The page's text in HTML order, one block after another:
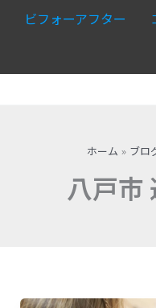
ビフォーアフター
ホーム ブロ
八戸市